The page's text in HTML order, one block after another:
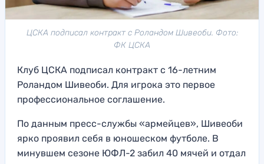
ЦСКА подписал контракт с Роландом Шивеоби. Фото:
ФК ЦСКА
Клуб ЦСКА подписал контракт с 16-летним
Роландом Шивеоби. Для игрока это первое
профессиональное соглашение.
По данным пресс-службы «армейцев», Шивеоби
ярко проявил себя в юношеском футболе. В
минувшем сезоне ЮФЛ-2 забил 40 мячей и отдал